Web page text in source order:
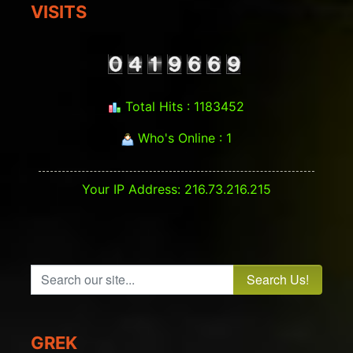
VISITS
Total Hits : 1183452
Who's Online : 1
Your IP Address: 216.73.216.215
Search our site...
GREK